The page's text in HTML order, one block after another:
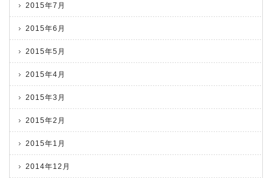
2015年7月
2015年6月
2015年5月
2015年4月
2015年3月
2015年2月
2015年1月
2014年12月